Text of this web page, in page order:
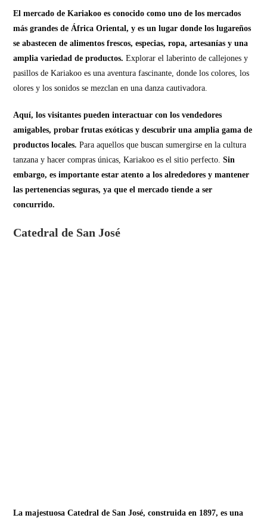
El mercado de Kariakoo es conocido como uno de los mercados
más grandes de África Oriental, y es un lugar donde los lugareños
se abastecen de alimentos frescos, especias, ropa, artesanías y una
amplia variedad de productos.Explorar el laberinto de callejones y
pasillos de Kariakoo es una aventura fascinante, donde los colores, los
olores y los sonidos se mezclan en una danza cautivadora.
Aquí, los visitantes pueden interactuar con los vendedores
amigables, probar frutas exóticas y descubrir una amplia gama de
productos locales.Para aquellos que buscan sumergirse en la cultura
tanzana y hacer compras únicas, Kariakoo es el sitio perfecto.Sin
embargo, es importante estar atento a los alrededores y mantener
las pertenencias seguras, ya que el mercado tiende a ser
concurrido.
Catedral de San José
La majestuosa Catedral de San José, construida en 1897, es una